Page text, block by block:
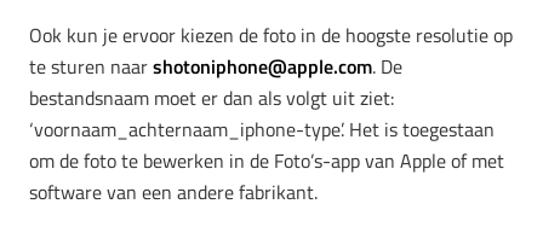
Ook kun je ervoor kiezen de foto in de hoogste resolutie op
te sturen naarshotoniphone@apple.com. De
bestandsnaam moet er dan als volgt uit ziet:
‘voornaam_achternaam_iphone-type’. Het is toegestaan
om de foto te bewerken in de Foto’s-app van Apple of met
software van een andere fabrikant.